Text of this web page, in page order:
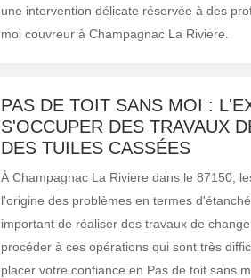
une intervention délicate réservée à des
moi couvreur à Champagnac La Riviere.
PAS DE TOIT SANS MOI :
S'OCCUPER DES TRAVAUX
DES TUILES CASSÉES
À Champagnac La Riviere dans le 87150,
l'origine des problèmes en termes
important de réaliser des travaux de
procéder à ces opérations qui sont très
placer votre confiance en Pas de toit sans